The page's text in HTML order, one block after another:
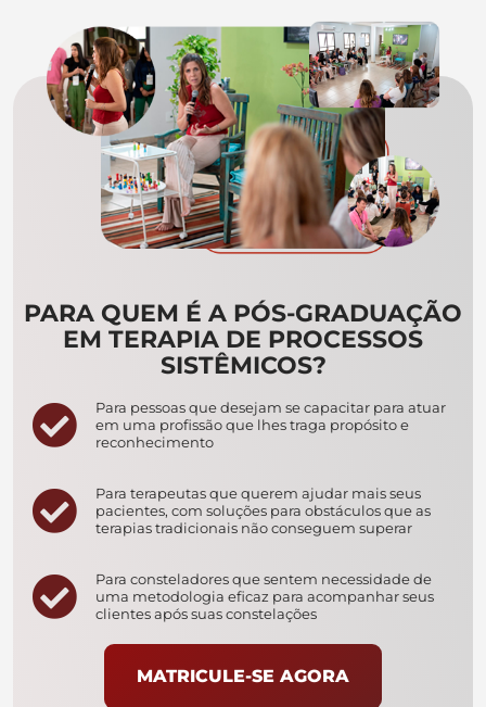
PARA QUEM É A PÓS-GRADUAÇÃO
EM TERAPIA DE PROCESSOS
SISTÊMICOS?
Para pessoas que desejam se capacitar para atuar
em uma profissão que lhes traga propósito e
reconhecimento
Para terapeutas que querem ajudar mais seus
pacientes, com soluções para obstáculos que as
terapias tradicionais não conseguem superar
Para consteladores que sentem necessidade de
uma metodologia eficaz para acompanhar seus
clientes após suas constelações
MATRICULE-SE AGORA